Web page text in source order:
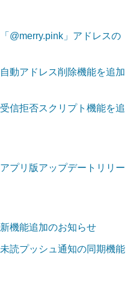
「@merry.pink」アドレスの
自動アドレス削除機能を追加
受信拒否スクリプト機能を追
アプリ版アップデートリリー
新機能追加のお知らせ
未読プッシュ通知の同期機能